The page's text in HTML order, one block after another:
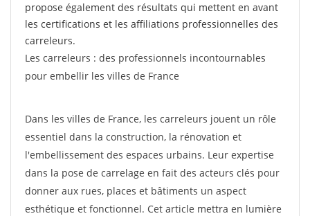
propose également des résultats qui mettent en avant
les certifications et les affiliations professionnelles des
carreleurs.
Les carreleurs : des professionnels incontournables
pour embellir les villes de France
Dans les villes de France, les carreleurs jouent un rôle
essentiel dans la construction, la rénovation et
l'embellissement des espaces urbains. Leur expertise
dans la pose de carrelage en fait des acteurs clés pour
donner aux rues, places et bâtiments un aspect
esthétique et fonctionnel. Cet article mettra en lumière